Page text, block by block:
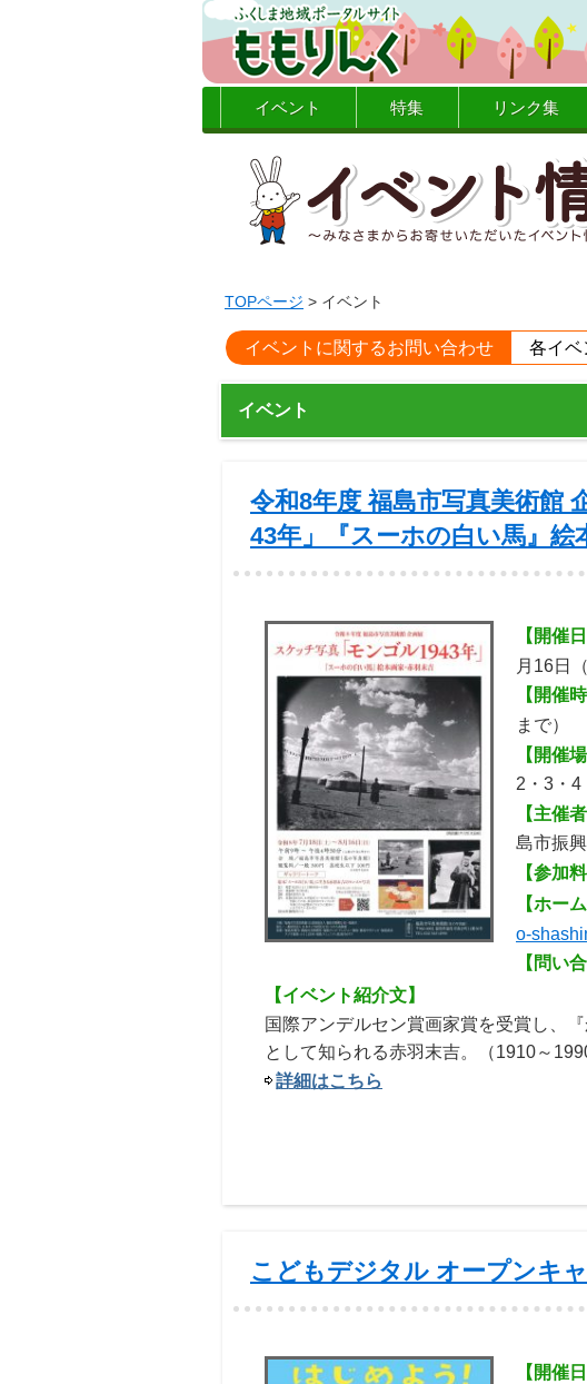
イベント 特集 リンク集
TOPページ > イベント
イベントに関するお問い合わせ 各イベ
イベント
令和8年度 福島市写真美術館
43年」『スーホの白い馬』絵
【開催
月16日
【開催
まで）
【開催
2・3・4
【主催
島市振
【参加料
【ホー
o-
【問い
【イベント紹介文】
国際アンデルセン賞画家賞を受賞し、
として知られる赤羽末吉。（1910～
詳細はこちら
こどもデジタル オープンキ
【開催